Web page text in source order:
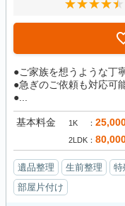
●ご家族を想うような丁
●急ぎのご依頼も対応可
●...
基本料金 1K
2LDK
遺品整理 生前整理 特
部屋片付け